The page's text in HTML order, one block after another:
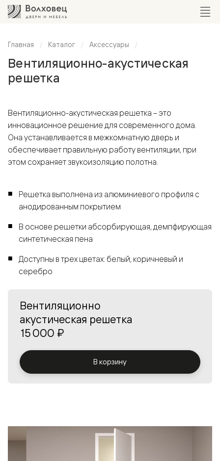
Главная Каталог Аксессуары
Вентиляционно-акустическая
решетка
Вентиляционно-акустическая решетка – это
инновационное решение для современного дома.
Она устанавливается в межкомнатную дверь и
обеспечивает правильную работу вентиляции, при
этом сохраняет звукоизоляцию полотна.
Решетка выполнена из алюминиевого профиля с
анодированным покрытием
В основе решетки абсорбирующая, демпфирующая
синтетическая пена
Доступны в трех цветах: белый, коричневый и
серебро
Вентиляционно
акустическая решетка
15 000 ₽
В корзину